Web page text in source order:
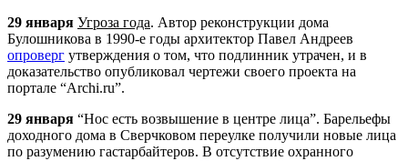
29 января Угроза года. Автор реконструкции дома
Булошникова в 1990-е годы архитектор Павел Андреев
опроверг утверждения о том, что подлинник утрачен, и в
доказательство опубликовал чертежи своего проекта на
портале “Archi.ru”.
29 января “Нос есть возвышение в центре лица”. Барельефы
доходного дома в Сверчковом переулке получили новые лица
по разумению гастарбайтеров. В отсутствие охранного